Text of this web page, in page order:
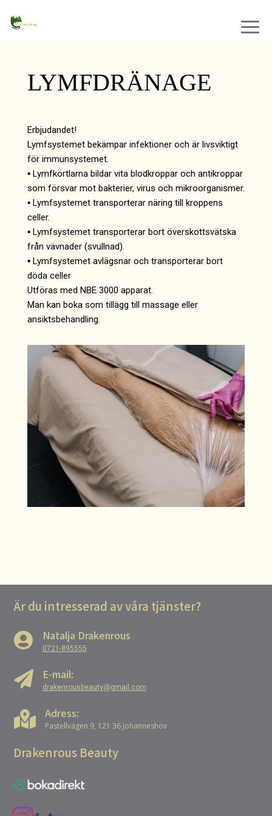
LYMFDRÄNAGE
Erbjudandet!
Lymfsystemet bekämpar infektioner och är livsviktigt
för immunsystemet.
▪ Lymfkörtlarna bildar vita blodkroppar och antikroppar
som försvar mot bakterier, virus och mikroorganismer.
▪ Lymfsystemet transporterar näring till kroppens
celler.
▪ Lymfsystemet transporterar bort överskottsvätska
från vävnader (svullnad).
▪ Lymfsystemet avlägsnar och transporterar bort
döda celler
Utföras med NBE 3000 apparat.
Man kan boka som tillägg till massage eller
ansiktsbehandling.
Är du intresserad av våra tjänster?
 Natalja Drakenrous
0721-895555
 E-mail:
drakenrousbeauty@gmail.com
 Adress:
Pastellvägen 9, 121 36 Johanneshov
Drakenrous Beauty